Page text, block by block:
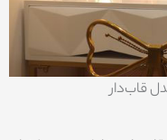
قاب‌دار